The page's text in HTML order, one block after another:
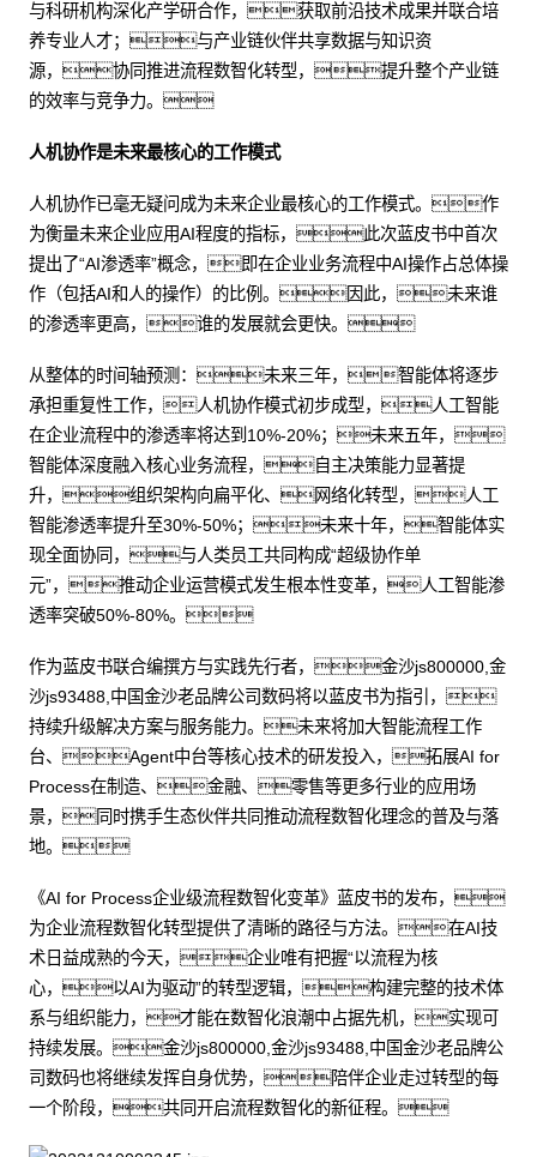
与科研机构深化产学研合作，获取前沿技术成果并联合培
养专业人才；与产业链伙伴共享数据与知识资
源，协同推进流程数智化转型，提升整个产业链
的效率与竞争力。
人机协作是未来最核心的工作模式
人机协作已毫无疑问成为未来企业最核心的工作模式。作
为衡量未来企业应用AI程度的指标，此次蓝皮书中首次
提出了“AI渗透率”概念，即在企业业务流程中AI操作占总体操
作（包括AI和人的操作）的比例。因此，未来谁
的渗透率更高，谁的发展就会更快。
从整体的时间轴预测：未来三年，智能体将逐步
承担重复性工作，人机协作模式初步成型，人工智能
在企业流程中的渗透率将达到10%-20%；未来五年，
智能体深度融入核心业务流程，自主决策能力显著提
升，组织架构向扁平化、网络化转型，人工
智能渗透率提升至30%-50%；未来十年，智能体实
现全面协同，与人类员工共同构成“超级协作单
元”，推动企业运营模式发生根本性变革，人工智能渗
透率突破50%-80%。
作为蓝皮书联合编撰方与实践先行者，金沙js800000,金
沙js93488,中国金沙老品牌公司数码将以蓝皮书为指引，
持续升级解决方案与服务能力。未来将加大智能流程工作
台、Agent中台等核心技术的研发投入，拓展AI for
Process在制造、金融、零售等更多行业的应用场
景，同时携手生态伙伴共同推动流程数智化理念的普及与落
地。
《AI for Process企业级流程数智化变革》蓝皮书的发布，
为企业流程数智化转型提供了清晰的路径与方法。在AI技
术日益成熟的今天，企业唯有把握“以流程为核
心，以AI为驱动”的转型逻辑，构建完整的技术体
系与组织能力，才能在数智化浪潮中占据先机，实现可
持续发展。金沙js800000,金沙js93488,中国金沙老品牌公
司数码也将继续发挥自身优势，陪伴企业走过转型的每
一个阶段，共同开启流程数智化的新征程。